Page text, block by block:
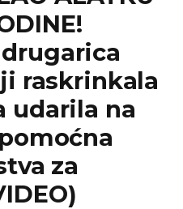
raskrinkala
udarila na
za